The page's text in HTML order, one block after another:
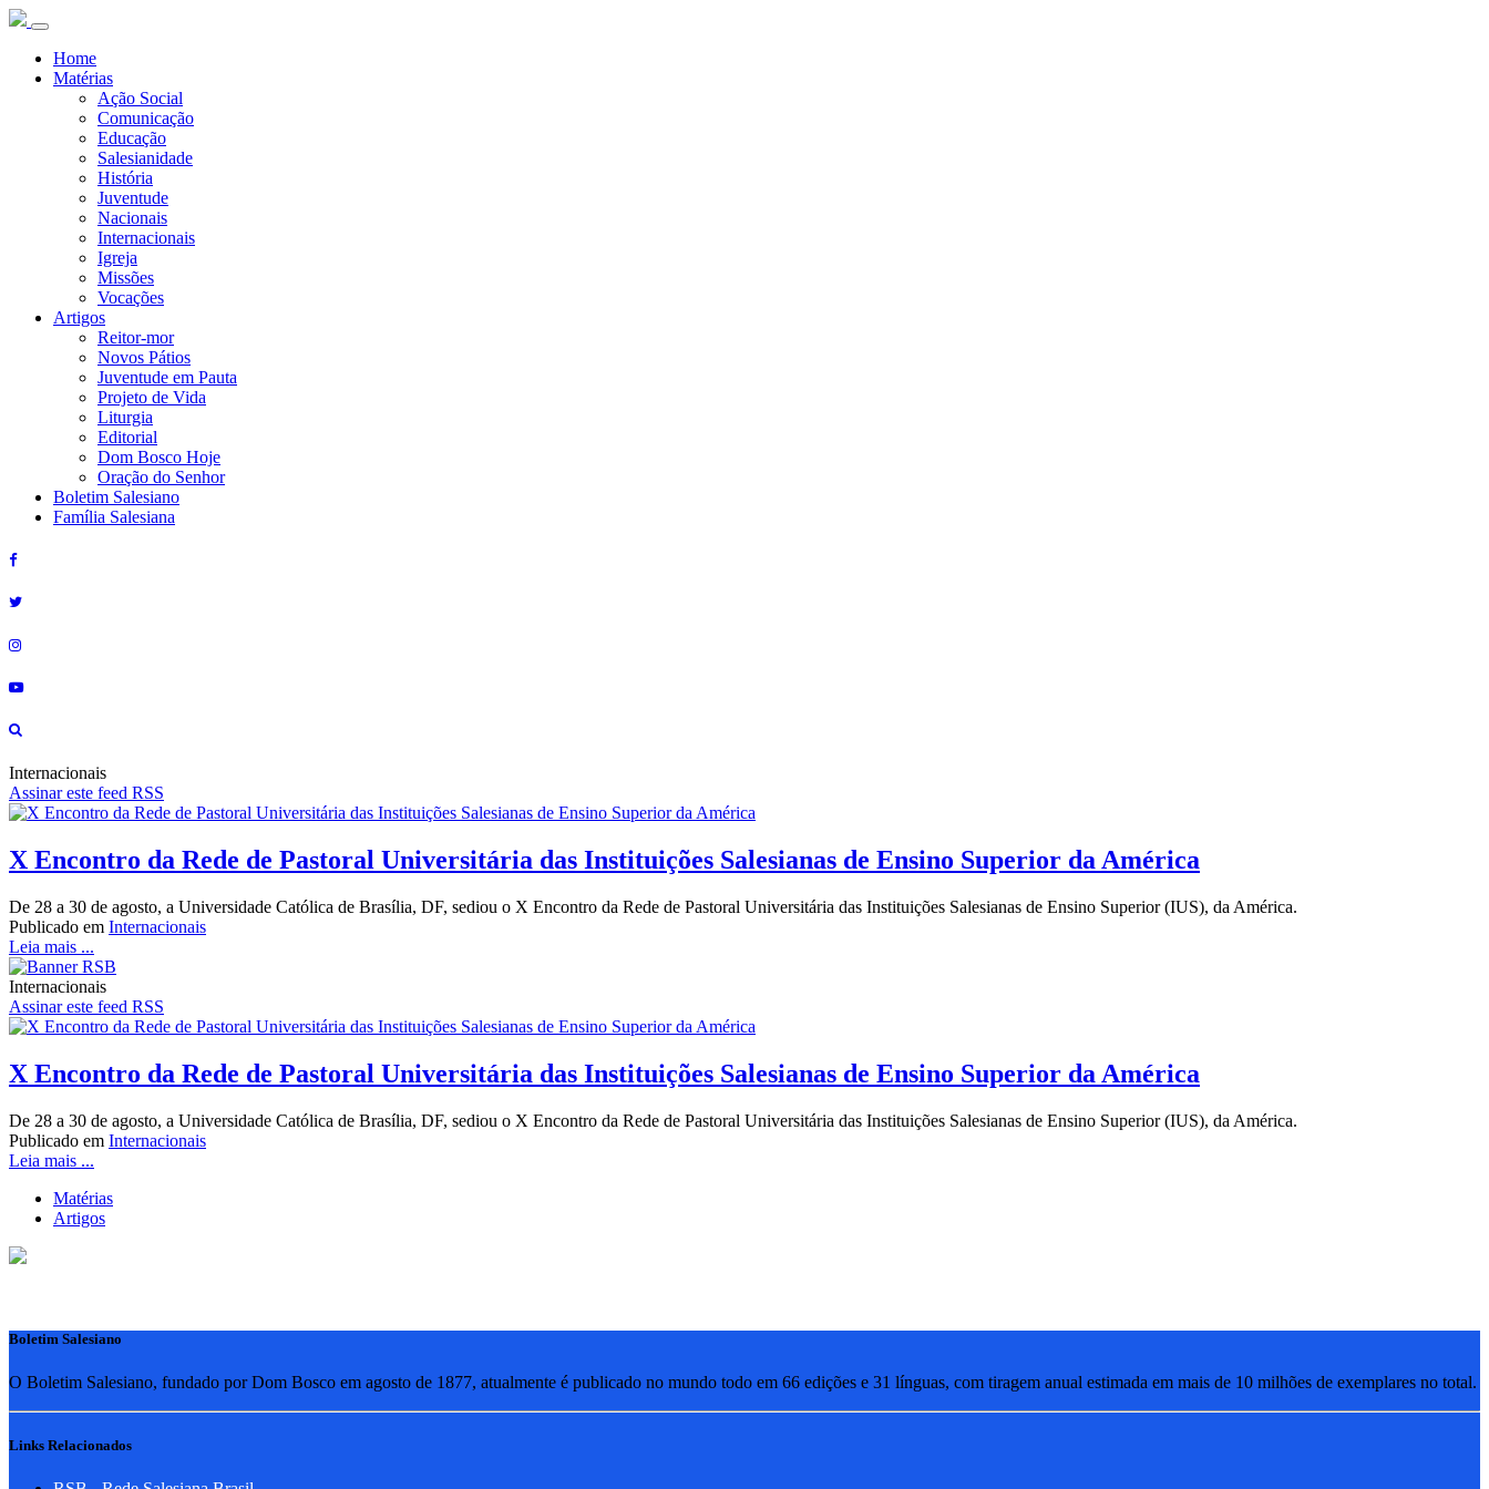
Home
Matérias
Ação Social
Comunicação
Educação
Salesianidade
História
Juventude
Nacionais
Internacionais
Igreja
Missões
Vocações
Artigos
Reitor-mor
Novos Pátios
Juventude em Pauta
Projeto de Vida
Liturgia
Editorial
Dom Bosco Hoje
Oração do Senhor
Boletim Salesiano
Família Salesiana
Internacionais
Assinar este feed RSS
X Encontro da Rede de Pastoral Universitária das Instituições Salesianas de Ensino Superior da América
De 28 a 30 de agosto, a Universidade Católica de Brasília, DF, sediou o X Encontro da Rede de Pastoral Universitária das Instituições Salesianas de Ensino Superior (IUS), da América.
Publicado em Internacionais
Leia mais ...
Internacionais
Assinar este feed RSS
X Encontro da Rede de Pastoral Universitária das Instituições Salesianas de Ensino Superior da América
De 28 a 30 de agosto, a Universidade Católica de Brasília, DF, sediou o X Encontro da Rede de Pastoral Universitária das Instituições Salesianas de Ensino Superior (IUS), da América.
Publicado em Internacionais
Leia mais ...
Matérias
Artigos
Boletim Salesiano
O Boletim Salesiano, fundado por Dom Bosco em agosto de 1877, atualmente é publicado no mundo todo em 66 edições e 31 línguas, com tiragem anual estimada em mais de 10 milhões de exemplares no total.
Links Relacionados